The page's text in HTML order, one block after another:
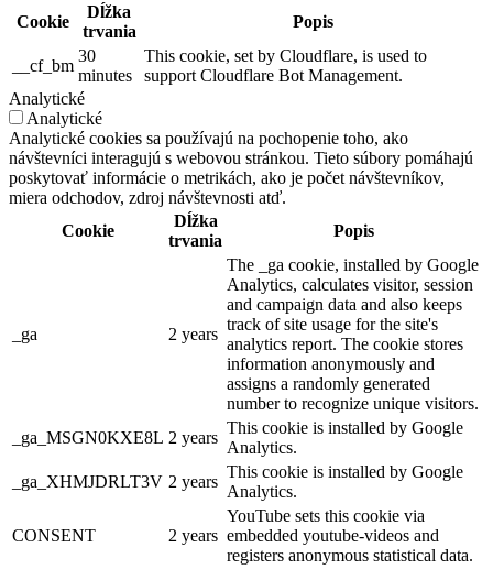
Cookie
Dĺžka
trvania
Popis
__cf_bm
30
minutes
This cookie, set by Cloudflare, is used to
support Cloudflare Bot Management.
Analytické
Analytické
Analytické cookies sa používajú na pochopenie toho, ako
návštevníci interagujú s webovou stránkou. Tieto súbory pomáhajú
poskytovať informácie o metrikách, ako je počet návštevníkov,
miera odchodov, zdroj návštevnosti atď.
Cookie
Dĺžka
trvania
Popis
_ga 2 years
The _ga cookie, installed by Google
Analytics, calculates visitor, session
and campaign data and also keeps
track of site usage for the site's
analytics report. The cookie stores
information anonymously and
assigns a randomly generated
number to recognize unique visitors.
_ga_MSGN0KXE8L 2 years
This cookie is installed by Google
Analytics.
_ga_XHMJDRLT3V 2 years
This cookie is installed by Google
Analytics.
CONSENT 2 years
YouTube sets this cookie via
embedded youtube-videos and
registers anonymous statistical data.